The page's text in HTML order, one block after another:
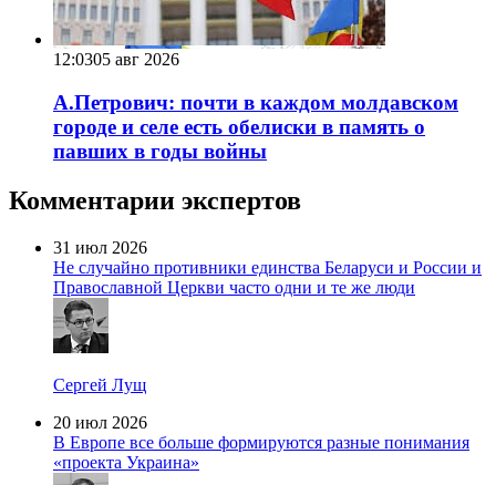
12:0305 авг 2026
А.Петрович: почти в каждом молдавском
городе и селе есть обелиски в память о
павших в годы войны
Комментарии экспертов
31 июл 2026
Не случайно противники единства Беларуси и России и
Православной Церкви часто одни и те же люди
Сергей Лущ
20 июл 2026
В Европе все больше формируются разные понимания
«проекта Украина»